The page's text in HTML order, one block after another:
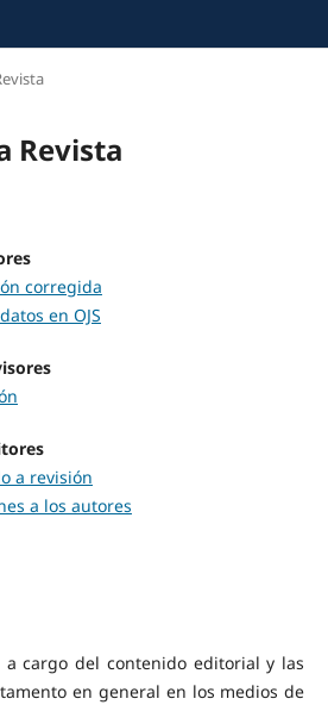
Revista
corregida
en OJS
a revisión
a los autores
cargo del contenido editorial y las
en general en los medios de